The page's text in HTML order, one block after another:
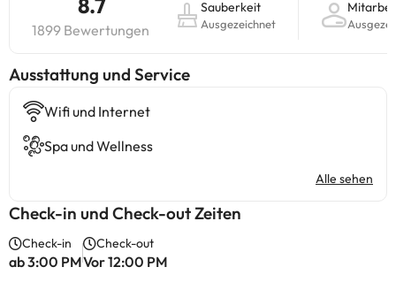
8.7
1899 Bewertungen
Sauberkeit
Ausgezeichnet
​Ausstattung und Service
Wifi und Internet
Spa und Wellness
Alle sehen
Check-in und Check-out Zeiten
Check-in
ab 3:00 PM
Check-out
Vor 12:00 PM